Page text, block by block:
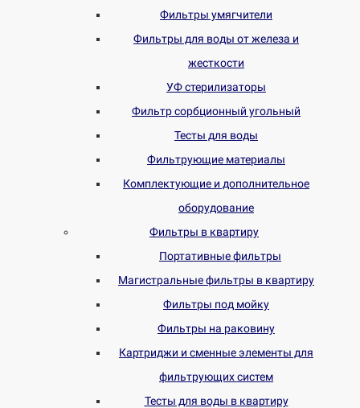
Фильтры умягчители
Фильтры для воды от железа и
жесткости
УФ стерилизаторы
Фильтр сорбционный угольный
Тесты для воды
Фильтрующие материалы
Комплектующие и дополнительное
оборудование
Фильтры в квартиру
Портативные фильтры
Магистральные фильтры в квартиру
Фильтры под мойку
Фильтры на раковину
Картриджи и сменные элементы для
фильтрующих систем
Тесты для воды в квартиру